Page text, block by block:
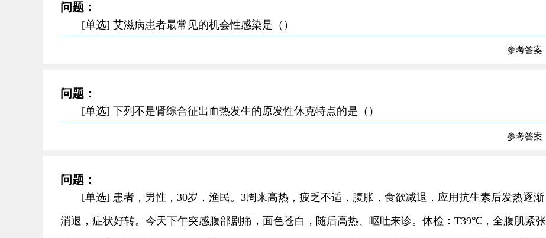
问题：
[单选] 艾滋病患者最常见的机会性感染是（）
参考答案
问题：
[单选] 下列不是肾综合征出血热发生的原发性休克特点的是（）
参考答案
问题：
[单选] 患者，男性，30岁，渔民。3周来高热，疲乏不适，腹胀，食欲减退，应用抗生素后发热逐渐
消退，症状好转。今天下午突感腹部剧痛，面色苍白，随后高热、呕吐来诊。体检：T39℃，全腹肌紧张